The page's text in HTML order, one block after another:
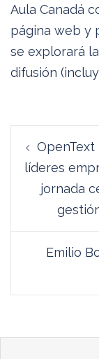
Aula Canadá
página web y
se explorará
difusión
de
entradas
OpenText
líderes
jornada
Emilio